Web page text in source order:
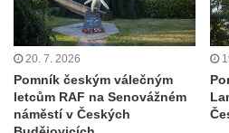
Kenotaf Franze Ruseho na
Teplicích nad Metují
v Teplicích nad Metují
Hrob Waltera Hilleho na hřbitově
20. 7. 2026
Pomník českým válečným
letcům RAF na Senovážném
náměstí v Českých